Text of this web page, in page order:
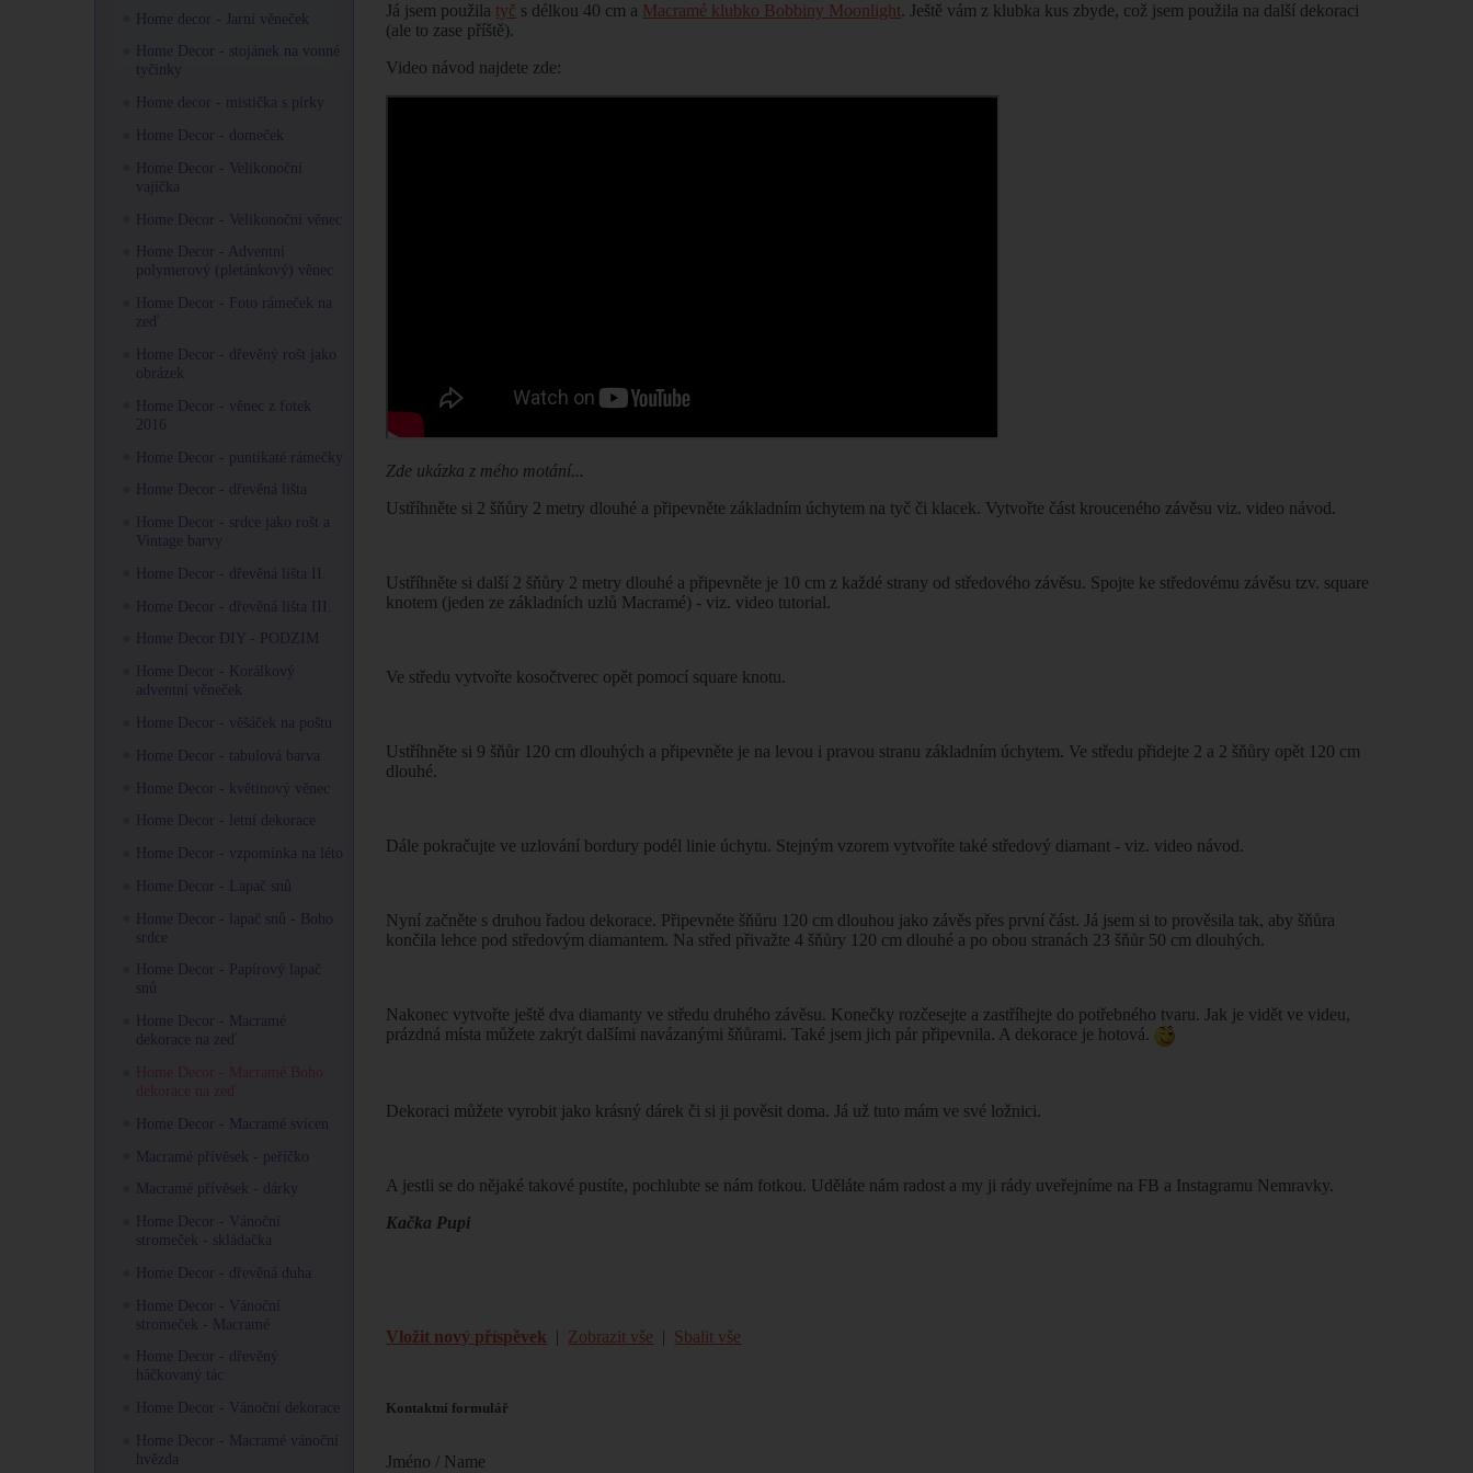
Home decor - Jarní věneček
Home Decor - stojánek na vonné
tyčinky
Home decor - mistička s pírky
Home Decor - domeček
Home Decor - Velikonoční
vajíčka
Home Decor - Velikonoční věnec
Home Decor - Adventní
polymerový (pletánkový) věnec
Home Decor - Foto rámeček na
zeď
Home Decor - dřevěný rošt jako
obrázek
Home Decor - věnec z fotek
2016
Home Decor - puntíkaté rámečky
Home Decor - dřevěná lišta
Home Decor - srdce jako rošt a
Vintage barvy
Home Decor - dřevěná lišta II.
Home Decor - dřevěná lišta III.
Home Decor DIY - PODZIM
Home Decor - Korálkový
adventní věneček
Home Decor - věšáček na poštu
Home Decor - tabulová barva
Home Decor - květinový věnec
Home Decor - letní dekorace
Home Decor - vzpomínka na léto
Home Decor - Lapač snů
Home Decor - lapač snů - Boho
srdce
Home Decor - Papírový lapač
snů
Home Decor - Macramé
dekorace na zeď
Home Decor - Macramé Boho
dekorace na zeď
Home Decor - Macramé svícen
Macramé přívěsek - peříčko
Macramé přívěsek - dárky
Home Decor - Vánoční
stromeček - skládačka
Home Decor - dřevěná duha
Home Decor - Vánoční
stromeček - Macramé
Home Decor - dřevěný
háčkovaný tác
Home Decor - Vánoční dekorace
Home Decor - Macramé vánoční
hvězda
Já jsem použila tyč s délkou 40 cm a Macramé klubko Bobbiny Moonlight. Ještě vám z klubka kus zbyde, což jsem použila na další dekoraci
(ale to zase příště).
Video návod najdete zde:
Zde ukázka z mého motání...
Ustříhněte si 2 šňůry 2 metry dlouhé a připevněte základním úchytem na tyč či klacek. Vytvořte část krouceného závěsu viz. video návod.
Ustříhněte si další 2 šňůry 2 metry dlouhé a připevněte je 10 cm z každé strany od středového závěsu. Spojte ke středovému závěsu tzv. square
knotem (jeden ze základních uzlů Macramé) - viz. video tutorial.
Ve středu vytvořte kosočtverec opět pomocí square knotu.
Ustříhněte si 9 šňůr 120 cm dlouhých a připevněte je na levou i pravou stranu základním úchytem. Ve středu přidejte 2 a 2 šňůry opět 120 cm
dlouhé.
Dále pokračujte ve uzlování bordury podél linie úchytu. Stejným vzorem vytvoříte také středový diamant - viz. video návod.
Nyní začněte s druhou řadou dekorace. Připevněte šňůru 120 cm dlouhou jako závěs přes první část. Já jsem si to prověsila tak, aby šňůra
končila lehce pod středovým diamantem. Na střed přivažte 4 šňůry 120 cm dlouhé a po obou stranách 23 šňůr 50 cm dlouhých.
Nakonec vytvořte ještě dva diamanty ve středu druhého závěsu. Konečky rozčesejte a zastříhejte do potřebného tvaru. Jak je vidět ve videu,
prázdná místa můžete zakrýt dalšími navázanými šňůrami. Také jsem jich pár připevnila. A dekorace je hotová.
Dekoraci můžete vyrobit jako krásný dárek či si ji pověsit doma. Já už tuto mám ve své ložnici.
A jestli se do nějaké takové pustíte, pochlubte se nám fotkou. Uděláte nám radost a my ji rády uveřejníme na FB a Instagramu Nemravky.
Kačka Pupi
Vložit nový příspěvek | Zobrazit vše | Sbalit vše
Kontaktní formulář
Jméno / Name